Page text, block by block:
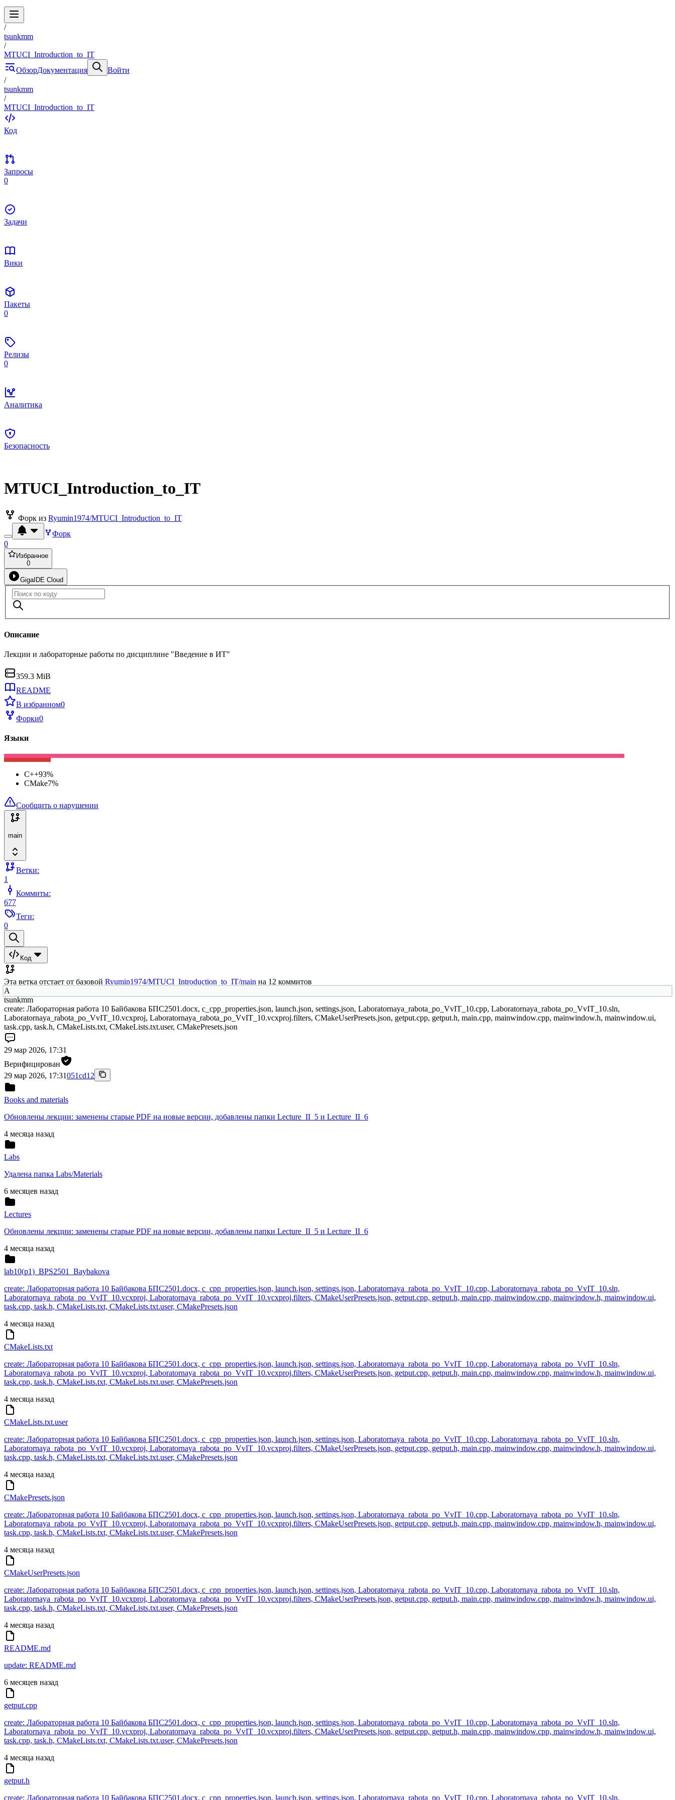
/
tsunkmm
/
MTUCI_Introduction_to_IT
ОбзорДокументация
Войти
/
tsunkmm
/
MTUCI_Introduction_to_IT
Код
Запросы
0
Задачи
Вики
Пакеты
0
Релизы
0
Аналитика
Безопасность
MTUCI_Introduction_to_IT
Форк из Ryumin1974/MTUCI_Introduction_to_IT
Форк
0
Избранное
0
GigaIDE Cloud
Описание
Лекции и лабораторные работы по дисциплине "Введение в ИТ"
359.3 MiB
README
В избранном0
Форки0
Языки
C++93%
CMake7%
Сообщить о нарушении
main
Ветки:
1
Коммиты:
677
Теги:
0
Код
Эта ветка отстает от базовой Ryumin1974/MTUCI_Introduction_to_IT/main на 12 коммитов
A
tsunkmm
create: Лабораторная работа 10 Байбакова БПС2501.docx, c_cpp_properties.json, launch.json, settings.json, Laboratornaya_rabota_po_VvIT_10.cpp, Laboratornaya_rabota_po_VvIT_10.sln,
Laboratornaya_rabota_po_VvIT_10.vcxproj, Laboratornaya_rabota_po_VvIT_10.vcxproj.filters, CMakeUserPresets.json, getput.cpp, getput.h, main.cpp, mainwindow.cpp, mainwindow.h, mainwindow.ui,
task.cpp, task.h, CMakeLists.txt, CMakeLists.txt.user, CMakePresets.json
29 мар 2026, 17:31
Верифицирован
29 мар 2026, 17:31051cd12
Books and materials
Обновлены лекции: заменены старые PDF на новые версии, добавлены папки Lecture_II_5 и Lecture_II_6
4 месяца назад
Labs
Удалена папка Labs/Materials
6 месяцев назад
Lectures
Обновлены лекции: заменены старые PDF на новые версии, добавлены папки Lecture_II_5 и Lecture_II_6
4 месяца назад
lab10(p1)_BPS2501_Baybakova
create: Лабораторная работа 10 Байбакова БПС2501.docx, c_cpp_properties.json, launch.json, settings.json, Laboratornaya_rabota_po_VvIT_10.cpp, Laboratornaya_rabota_po_VvIT_10.sln,
Laboratornaya_rabota_po_VvIT_10.vcxproj, Laboratornaya_rabota_po_VvIT_10.vcxproj.filters, CMakeUserPresets.json, getput.cpp, getput.h, main.cpp, mainwindow.cpp, mainwindow.h, mainwindow.ui,
task.cpp, task.h, CMakeLists.txt, CMakeLists.txt.user, CMakePresets.json
4 месяца назад
CMakeLists.txt
create: Лабораторная работа 10 Байбакова БПС2501.docx, c_cpp_properties.json, launch.json, settings.json, Laboratornaya_rabota_po_VvIT_10.cpp, Laboratornaya_rabota_po_VvIT_10.sln,
Laboratornaya_rabota_po_VvIT_10.vcxproj, Laboratornaya_rabota_po_VvIT_10.vcxproj.filters, CMakeUserPresets.json, getput.cpp, getput.h, main.cpp, mainwindow.cpp, mainwindow.h, mainwindow.ui,
task.cpp, task.h, CMakeLists.txt, CMakeLists.txt.user, CMakePresets.json
4 месяца назад
CMakeLists.txt.user
create: Лабораторная работа 10 Байбакова БПС2501.docx, c_cpp_properties.json, launch.json, settings.json, Laboratornaya_rabota_po_VvIT_10.cpp, Laboratornaya_rabota_po_VvIT_10.sln,
Laboratornaya_rabota_po_VvIT_10.vcxproj, Laboratornaya_rabota_po_VvIT_10.vcxproj.filters, CMakeUserPresets.json, getput.cpp, getput.h, main.cpp, mainwindow.cpp, mainwindow.h, mainwindow.ui,
task.cpp, task.h, CMakeLists.txt, CMakeLists.txt.user, CMakePresets.json
4 месяца назад
CMakePresets.json
create: Лабораторная работа 10 Байбакова БПС2501.docx, c_cpp_properties.json, launch.json, settings.json, Laboratornaya_rabota_po_VvIT_10.cpp, Laboratornaya_rabota_po_VvIT_10.sln,
Laboratornaya_rabota_po_VvIT_10.vcxproj, Laboratornaya_rabota_po_VvIT_10.vcxproj.filters, CMakeUserPresets.json, getput.cpp, getput.h, main.cpp, mainwindow.cpp, mainwindow.h, mainwindow.ui,
task.cpp, task.h, CMakeLists.txt, CMakeLists.txt.user, CMakePresets.json
4 месяца назад
CMakeUserPresets.json
create: Лабораторная работа 10 Байбакова БПС2501.docx, c_cpp_properties.json, launch.json, settings.json, Laboratornaya_rabota_po_VvIT_10.cpp, Laboratornaya_rabota_po_VvIT_10.sln,
Laboratornaya_rabota_po_VvIT_10.vcxproj, Laboratornaya_rabota_po_VvIT_10.vcxproj.filters, CMakeUserPresets.json, getput.cpp, getput.h, main.cpp, mainwindow.cpp, mainwindow.h, mainwindow.ui,
task.cpp, task.h, CMakeLists.txt, CMakeLists.txt.user, CMakePresets.json
4 месяца назад
README.md
update: README.md
6 месяцев назад
getput.cpp
create: Лабораторная работа 10 Байбакова БПС2501.docx, c_cpp_properties.json, launch.json, settings.json, Laboratornaya_rabota_po_VvIT_10.cpp, Laboratornaya_rabota_po_VvIT_10.sln,
Laboratornaya_rabota_po_VvIT_10.vcxproj, Laboratornaya_rabota_po_VvIT_10.vcxproj.filters, CMakeUserPresets.json, getput.cpp, getput.h, main.cpp, mainwindow.cpp, mainwindow.h, mainwindow.ui,
task.cpp, task.h, CMakeLists.txt, CMakeLists.txt.user, CMakePresets.json
4 месяца назад
getput.h
create: Лабораторная работа 10 Байбакова БПС2501.docx, c_cpp_properties.json, launch.json, settings.json, Laboratornaya_rabota_po_VvIT_10.cpp, Laboratornaya_rabota_po_VvIT_10.sln,